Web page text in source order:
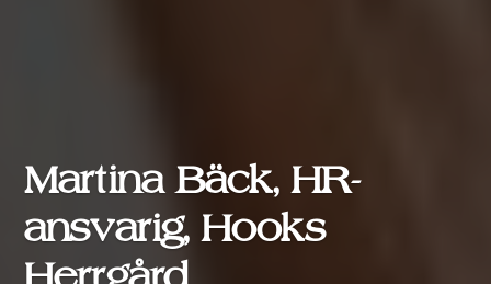
Martina Bäck, HR-
ansvarig, Hooks